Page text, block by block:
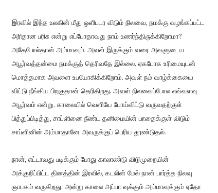
இரவில் இந்த உலகின் மீது ஒளிபடர விடும் நிலவை, நமக்கு வழங்கப்பட்ட
அரிதான பரிசு என்று எப்போதாவது நாம் உணர்ந்திருக்கிறோமா?
அதேபோல்தான் அம்மாவும். அவள் இருக்கும் வரை அவளுடைய
அபூர்வத்தன்மை நமக்குத் தெரிவதே இல்லை. ஏகபோக உரிமையுடன்
மொத்தமாக அவளை உபயோகிக்கிறோம். அவள் நம் வாழ்க்கையை
விட்டு நீங்கிய பிறகுதான் தெரிகிறது. அவள் நிலவைப்போல எவ்வளவு
அபூர்வம் என்று. காலையில் வெளியே போய்விட்டு வருவதற்குள்
பித்துப்பிடித்து, சாப்ளினை நீண்ட தனிமையின் பாதைக்குள் விடும்
சாப்ளினின் அம்மாதானே அவருக்குப் பெரிய தூண்டுதல்.
நான், எட்டாவது படிக்கும் போது காலாண்டு விடுமுறையின்
அக்குறிப்பிட்ட தினத்தின் இரவில், கடலின் மேல் நான் பார்த்த நிலவு
ஞாபகம் வருகிறது. அன்று காலை அப்பா வுக்கும் அம்மாவுக்கும் ஏதோ